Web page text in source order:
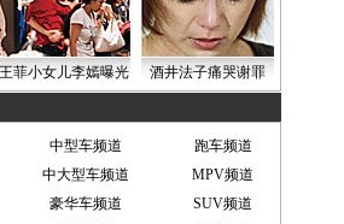
王菲小女儿李嫣曝光 酒井法子痛哭谢罪
中型车频道
跑车频道
中大型车频道
MPV频道
豪华车频道
SUV频道